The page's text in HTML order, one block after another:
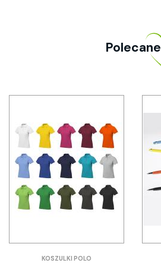
Polecane
KOSZULKI POLO